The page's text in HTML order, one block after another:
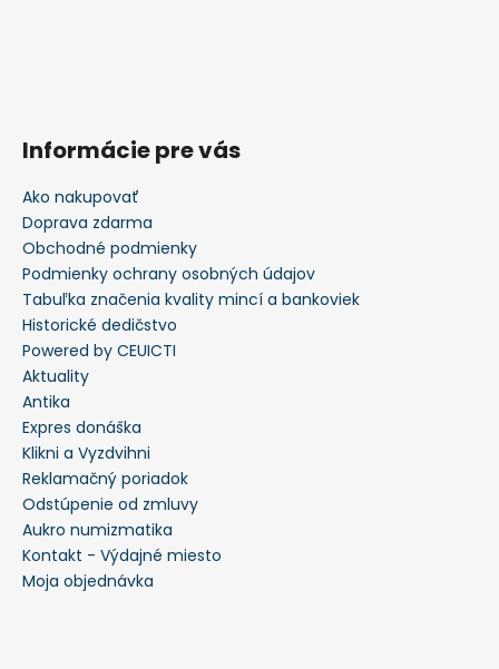
Informácie pre vás
Ako nakupovať
Doprava zdarma
Obchodné podmienky
Podmienky ochrany osobných údajov
Tabuľka značenia kvality mincí a bankoviek
Historické dedičstvo
Powered by CEUICTI
Aktuality
Antika
Expres donáška
Klikni a Vyzdvihni
Reklamačný poriadok
Odstúpenie od zmluvy
Aukro numizmatika
Kontakt - Výdajné miesto
Moja objednávka